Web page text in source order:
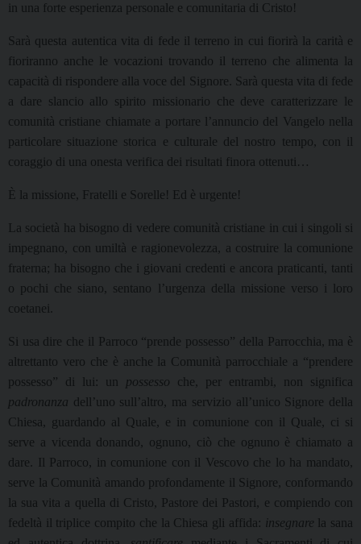
in una forte esperienza personale e comunitaria di Cristo!
Sarà questa autentica vita di fede il terreno in cui fiorirà la carità e
fioriranno anche le vocazioni trovando il terreno che alimenta la
capacità di rispondere alla voce del Signore. Sarà questa vita di fede
a dare slancio allo spirito missionario che deve caratterizzare le
comunità cristiane chiamate a portare l’annuncio del Vangelo nella
particolare situazione storica e culturale del nostro tempo, con il
coraggio di una onesta verifica dei risultati finora ottenuti…
È la missione, Fratelli e Sorelle! Ed è urgente!
La società ha bisogno di vedere comunità cristiane in cui i singoli si
impegnano, con umiltà e ragionevolezza, a costruire la comunione
fraterna; ha bisogno che i giovani credenti e ancora praticanti, tanti
o pochi che siano, sentano l’urgenza della missione verso i loro
coetanei.
Si usa dire che il Parroco “prende possesso” della Parrocchia, ma è
altrettanto vero che è anche la Comunità parrocchiale a “prendere
possesso” di lui: un possesso che, per entrambi, non significa
padronanza dell’uno sull’altro, ma servizio all’unico Signore della
Chiesa, guardando al Quale, e in comunione con il Quale, ci si
serve a vicenda donando, ognuno, ciò che ognuno è chiamato a
dare. Il Parroco, in comunione con il Vescovo che lo ha mandato,
serve la Comunità amando profondamente il Signore, conformando
la sua vita a quella di Cristo, Pastore dei Pastori, e compiendo con
fedeltà il triplice compito che la Chiesa gli affida: insegnare la sana